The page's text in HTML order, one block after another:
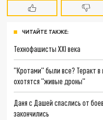
ЧИТАЙТЕ ТАКЖЕ:
Технофашисты XXI века
"Кротами" были все? Теракт в
охотятся "живые дроны"
Даня с Дашей спаслись от
закончились